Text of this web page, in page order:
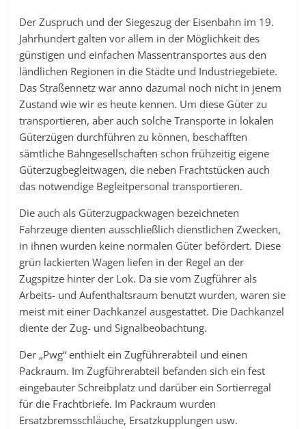
Der Zuspruch und der Siegeszug der Eisenbahn im 19.
Jahrhundert galten vor allem in der Möglichkeit des
günstigen und einfachen Massentransportes aus den
ländlichen Regionen in die Städte und Industriegebiete.
Das Straßennetz war anno dazumal noch nicht in jenem
Zustand wie wir es heute kennen. Um diese Güter zu
transportieren, aber auch solche Transporte in lokalen
Güterzügen durchführen zu können, beschafften
sämtliche Bahngesellschaften schon frühzeitig eigene
Güterzugbegleitwagen, die neben Frachtstücken auch
das notwendige Begleitpersonal transportieren.
Die auch als Güterzugpackwagen bezeichneten
Fahrzeuge dienten ausschließlich dienstlichen Zwecken,
in ihnen wurden keine normalen Güter befördert. Diese
grün lackierten Wagen liefen in der Regel an der
Zugspitze hinter der Lok. Da sie vom Zugführer als
Arbeits- und Aufenthaltsraum benutzt wurden, waren sie
meist mit einer Dachkanzel ausgestattet. Die Dachkanzel
diente der Zug- und Signalbeobachtung.
Der „Pwg“ enthielt ein Zugführerabteil und einen
Packraum. Im Zugführerabteil befanden sich ein fest
eingebauter Schreibplatz und darüber ein Sortierregal
für die Frachtbriefe. Im Packraum wurden
Ersatzbremsschläuche, Ersatzkupplungen usw.